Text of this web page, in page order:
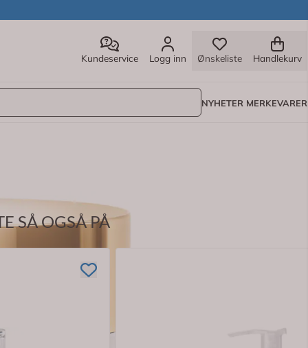
Kundeservice Logg inn Ønskeliste Handlekurv
NYHETER MERKEVARER
SÅ OGSÅ PÅ
som bidrar til å øke hudens elastisitet og hjelper til å